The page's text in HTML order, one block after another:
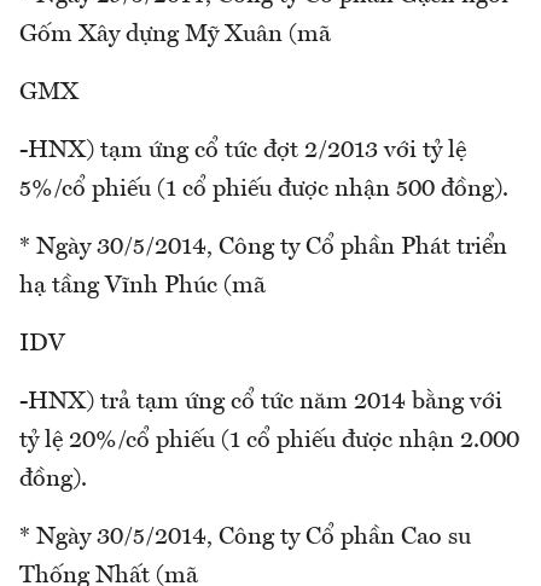
Gốm Xây dựng Mỹ Xuân (mã
GMX
-HNX) tạm ứng cổ tức đợt 2/2013 với tỷ lệ
5%/cổ phiếu (1 cổ phiếu được nhận 500 đồng).
* Ngày 30/5/2014, Công ty Cổ phần Phát triển
hạ tầng Vĩnh Phúc (mã
IDV
-HNX) trả tạm ứng cổ tức năm 2014 bằng với
tỷ lệ 20%/cổ phiếu (1 cổ phiếu được nhận 2.000
đồng).
* Ngày 30/5/2014, Công ty Cổ phần Cao su
Thống Nhất (mã